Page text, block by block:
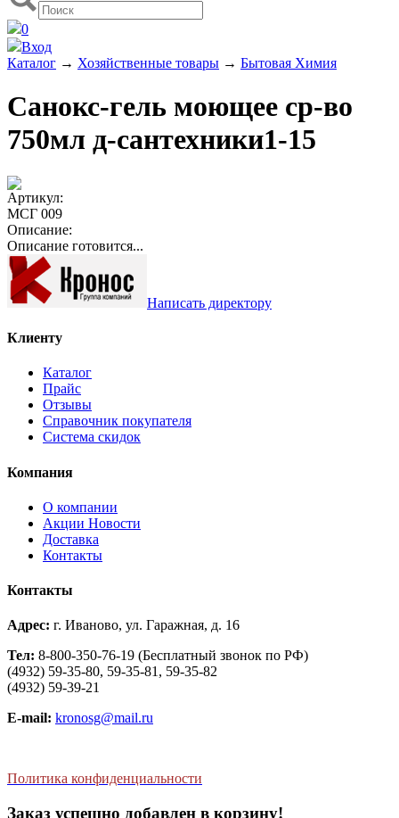
0
Вход
Каталог → Хозяйственные товары → Бытовая Химия
Санокс-гель моющее ср-во
750мл д-сантехники1-15
Артикул:
МСГ 009
Описание:
Описание готовится...
Написать директору
Клиенту
Каталог
Прайс
Отзывы
Справочник покупателя
Система скидок
Компания
О компании
Aкции Новости
Доставка
Контакты
Контакты
Адрес: г. Иваново, ул. Гаражная, д. 16
Тел: 8-800-350-76-19 (Бесплатный звонок по РФ)
(4932) 59-35-80, 59-35-81, 59-35-82
(4932) 59-39-21
E-mail: kronosg@mail.ru
Политика конфиденциальности
Заказ успешно добавлен в корзину!